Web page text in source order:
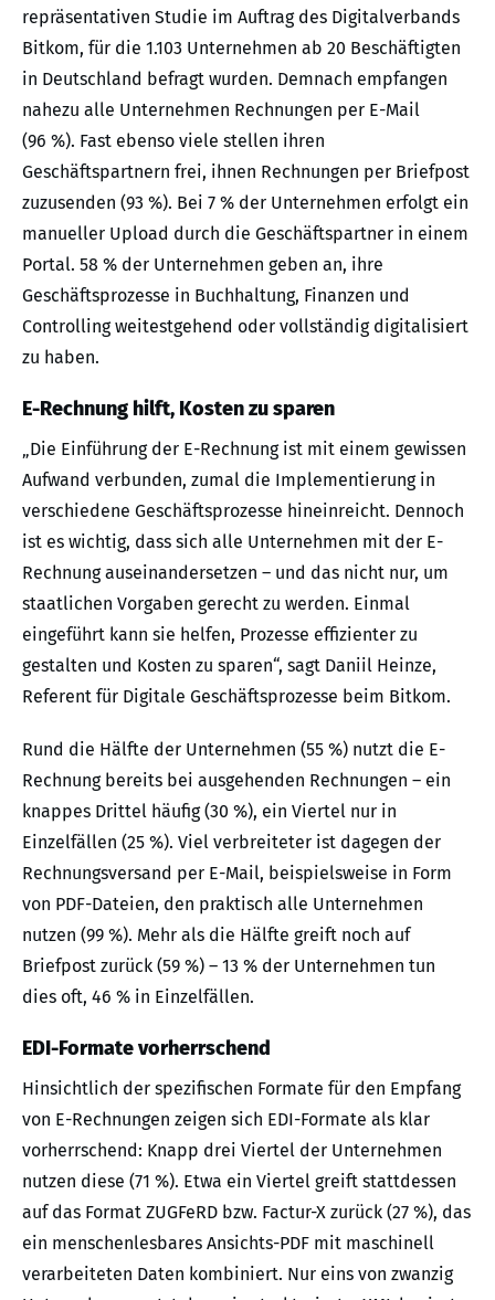
repräsentativen Studie im Auftrag des Digitalverbands
Bitkom, für die 1.103 Unternehmen ab 20 Beschäftigten
in Deutschland befragt wurden. Demnach empfangen
nahezu alle Unternehmen Rechnungen per E-Mail
(96 %). Fast ebenso viele stellen ihren
Geschäftspartnern frei, ihnen Rechnungen per Briefpost
zuzusenden (93 %). Bei 7 % der Unternehmen erfolgt ein
manueller Upload durch die Geschäftspartner in einem
Portal. 58 % der Unternehmen geben an, ihre
Geschäftsprozesse in Buchhaltung, Finanzen und
Controlling weitestgehend oder vollständig digitalisiert
zu haben.
E-Rechnung hilft, Kosten zu sparen
„Die Einführung der E-Rechnung ist mit einem gewissen
Aufwand verbunden, zumal die Implementierung in
verschiedene Geschäftsprozesse hineinreicht. Dennoch
ist es wichtig, dass sich alle Unternehmen mit der E-
Rechnung auseinandersetzen – und das nicht nur, um
staatlichen Vorgaben gerecht zu werden. Einmal
eingeführt kann sie helfen, Prozesse effizienter zu
gestalten und Kosten zu sparen“, sagt Daniil Heinze,
Referent für Digitale Geschäftsprozesse beim Bitkom.
Rund die Hälfte der Unternehmen (55 %) nutzt die E-
Rechnung bereits bei ausgehenden Rechnungen – ein
knappes Drittel häufig (30 %), ein Viertel nur in
Einzelfällen (25 %). Viel verbreiteter ist dagegen der
Rechnungsversand per E-Mail, beispielsweise in Form
von PDF-Dateien, den praktisch alle Unternehmen
nutzen (99 %). Mehr als die Hälfte greift noch auf
Briefpost zurück (59 %) – 13 % der Unternehmen tun
dies oft, 46 % in Einzelfällen.
EDI-Formate vorherrschend
Hinsichtlich der spezifischen Formate für den Empfang
von E-Rechnungen zeigen sich EDI-Formate als klar
vorherrschend: Knapp drei Viertel der Unternehmen
nutzen diese (71 %). Etwa ein Viertel greift stattdessen
auf das Format ZUGFeRD bzw. Factur-X zurück (27 %), das
ein menschenlesbares Ansichts-PDF mit maschinell
verarbeiteten Daten kombiniert. Nur eins von zwanzig